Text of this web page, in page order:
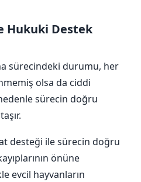
Hukuki Destek
sürecindeki durumu, her
olsa da ciddi
sürecin doğru
desteği ile sürecin doğru
önüne
evcil hayvanların